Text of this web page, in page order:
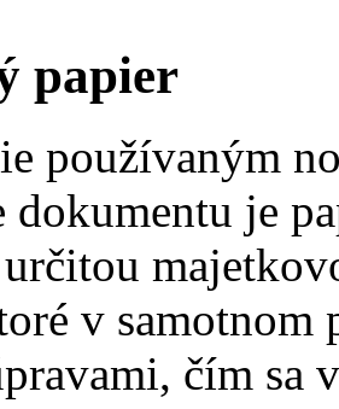
papier
používaným
je
v samotnom
čím sa